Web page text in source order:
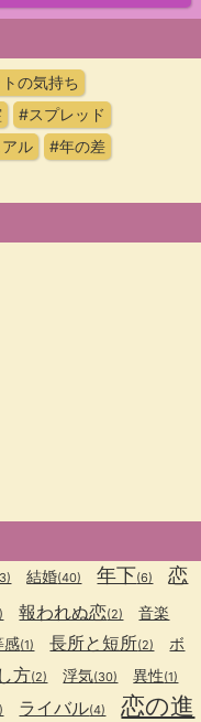
の気持ち
#スプレッド
ル
#年の差
結婚(40) 年下(6)
恋
報われぬ恋(2) 音楽
感(1) 長所と短所(2)
ボ
方(2) 浮気(30) 異性(1)
ライバル(4)
恋の進